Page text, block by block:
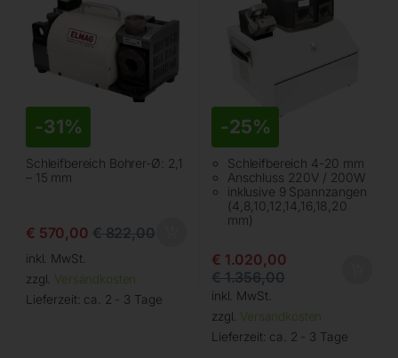
-31%
Schleifbereich Bohrer-Ø: 2,1
– 15 mm
€ 570,00 €822,00
inkl. MwSt.
zzgl. Versandkosten
Lieferzeit: ca. 2 - 3 Tage
-25%
Schleifbereich 4-20 mm
Anschluss 220V / 200W
inklusive 9 Spannzangen
(4,8,10,12,14,16,18,20
mm)
€ 1.020,00
€1.356,00
inkl. MwSt.
zzgl. Versandkosten
Lieferzeit: ca. 2 - 3 Tage